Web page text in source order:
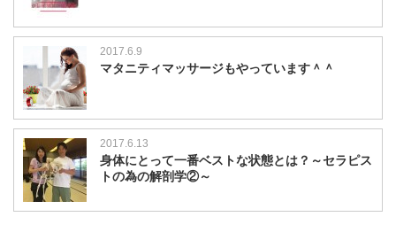
2017.6.9
マタニティマッサージもやっています＾＾
2017.6.13
身体にとって一番ベストな状態とは？～セラピス
トの為の解剖学②～